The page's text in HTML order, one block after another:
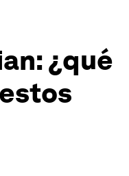
¿qué